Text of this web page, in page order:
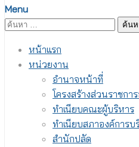
Menu
ค้นหา
หน้าแรก
หน่วยงาน
อำนาจหน้าที่
โครงสร้างส่วนราชกา
ทำเนียบคณะผู้บริหาร
ทำเนียบสภาองค์การ
สำนักปลัด